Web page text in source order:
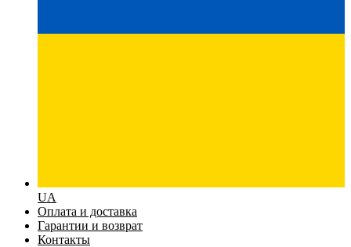
UA
Оплата и доставка
Гарантии и возврат
Контакты